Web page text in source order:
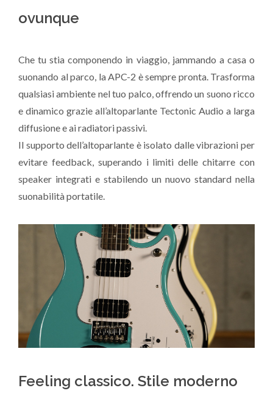
ovunque
Che tu stia componendo in viaggio, jammando a casa o
suonando al parco, la APC-2 è sempre pronta. Trasforma
qualsiasi ambiente nel tuo palco, offrendo un suono ricco
e dinamico grazie all’altoparlante Tectonic Audio a larga
diffusione e ai radiatori passivi.
Il supporto dell’altoparlante è isolato dalle vibrazioni per
evitare feedback, superando i limiti delle chitarre con
speaker integrati e stabilendo un nuovo standard nella
suonabilità portatile.
Feeling classico. Stile moderno